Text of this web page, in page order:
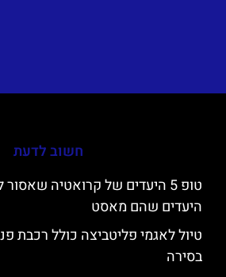
חשוב לדעת
טופ 5 היעדים של קרואטיה
היעדים שהם מאסט
טיול לאגמי פליטביצה כולל רכבת
בסירה